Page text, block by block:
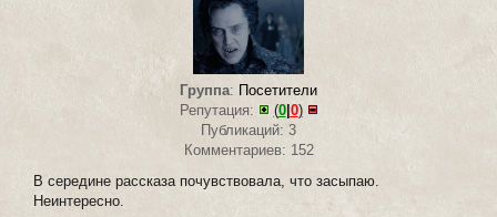
Группа: Посетители
Репутация:
(0|0)
Публикаций: 3
Комментариев: 152
В середине рассказа почувствовала, что засыпаю.
Неинтересно.